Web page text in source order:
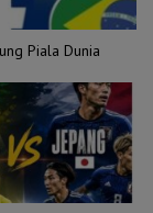
Piala Dunia